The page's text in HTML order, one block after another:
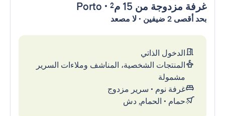
غرفة مزدوجة من 15 م² •
Porto
بحد أقصى 2 ضيفين • لا مصعد
الدخول الذاتي
المنتجات الشخصية، المناشف وملاءات السرير
مشمولة
غرفة نوم • سرير مزدوج
حمام • الحمام, دش